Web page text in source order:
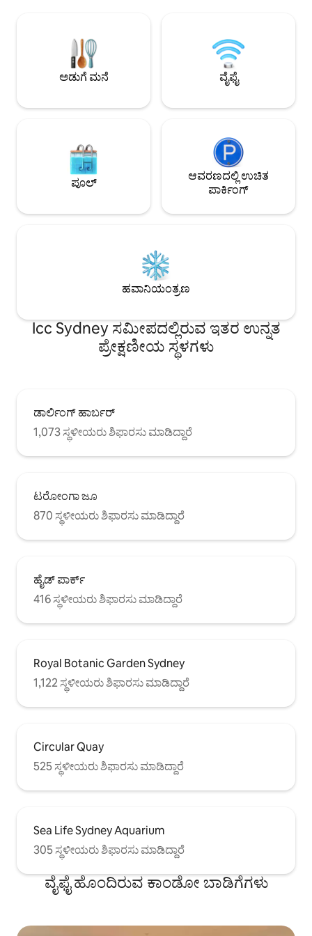
ವಾರ್ಡ್‌ರೋಬ್ ಇದೆ. ಲೌಂಜ್‌ನಲ್ಲಿ Google TV
ನಂತರ ನೀವು ಹಿಂತಿರುಗಲು ಇಷ್ಟಪಡುತ್ತೀರಿ ಎಂದು
ನನಗೆ ಖಾತ್ರಿಯಿದೆ. ನೀವು ಎಂದಿಗೂ ಹೊರಡಲು
ಹವಾನಿಯಂತ್ರಣ -
ಪ್ರವೇಶದೊಂದಿಗೆ
ಚೆಕ್-ಇನ್
ಲಗೇಜ್ ಡ್ರಾಪ್ ಆಫ್
ಅಡುಗೆ ಮನೆ ವೈಫೈ
ಪೂಲ್
ಆವರಣದಲ್ಲಿ ಉಚಿತ
ಪಾರ್ಕಿಂಗ್
ಹವಾನಿಯಂತ್ರಣ
Icc Sydney ಸಮೀಪದಲ್ಲಿರುವ ಇತರ ಉನ್ನತ
ಪ್ರೇಕ್ಷಣೀಯ ಸ್ಥಳಗಳು
ಡಾರ್ಲಿಂಗ್ ಹಾರ್ಬರ್
1,073 ಸ್ಥಳೀಯರು ಶಿಫಾರಸು ಮಾಡಿದ್ದಾರೆ
ಟರೋಂಗಾ ಜೂ
870 ಸ್ಥಳೀಯರು ಶಿಫಾರಸು ಮಾಡಿದ್ದಾರೆ
ಹೈಡ್ ಪಾರ್ಕ್
416 ಸ್ಥಳೀಯರು ಶಿಫಾರಸು ಮಾಡಿದ್ದಾರೆ
Royal Botanic Garden Sydney
1,122 ಸ್ಥಳೀಯರು ಶಿಫಾರಸು ಮಾಡಿದ್ದಾರೆ
Circular Quay
525 ಸ್ಥಳೀಯರು ಶಿಫಾರಸು ಮಾಡಿದ್ದಾರೆ
Sea Life Sydney Aquarium
305 ಸ್ಥಳೀಯರು ಶಿಫಾರಸು ಮಾಡಿದ್ದಾರೆ
ವೈಫೈ ಹೊಂದಿರುವ ಕಾಂಡೋ ಬಾಡಿಗೆಗಳು